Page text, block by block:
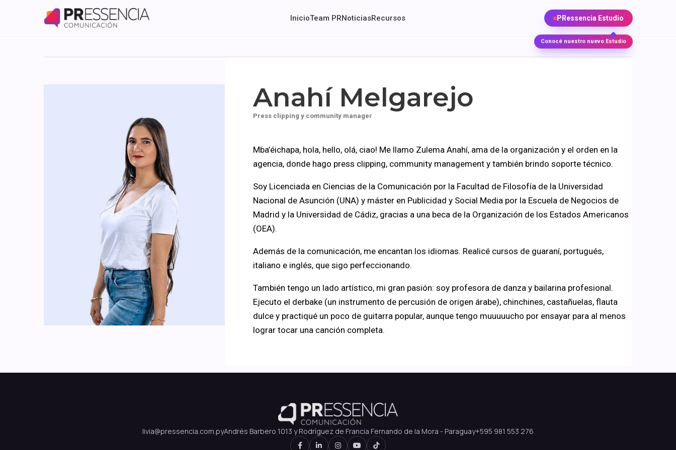
InicioTeam PRNoticiasRecursos PRessencia Estudio
Conocé nuestro nuevo Estudio
Anahí Melgarejo
Press clipping y community manager
Mba’éichapa, hola, hello, olá, ciao! Me llamo Zulema Anahí, ama de la organización y el orden en la
agencia, donde hago press clipping, community management y también brindo soporte técnico.
Soy Licenciada en Ciencias de la Comunicación por la Facultad de Filosofía de la Universidad
Nacional de Asunción (UNA) y máster en Publicidad y Social Media por la Escuela de Negocios de
Madrid y la Universidad de Cádiz, gracias a una beca de la Organización de los Estados Americanos
(OEA).
Además de la comunicación, me encantan los idiomas. Realicé cursos de guaraní, portugués,
italiano e inglés, que sigo perfeccionando.
También tengo un lado artístico, mi gran pasión: soy profesora de danza y bailarina profesional.
Ejecuto el derbake (un instrumento de percusión de origen árabe), chinchines, castañuelas, flauta
dulce y practiqué un poco de guitarra popular, aunque tengo muuuuucho por ensayar para al menos
lograr tocar una canción completa.
livia@pressencia.com.pyAndrés Barbero 1013 y Rodríguez de Francia Fernando de la Mora - Paraguay+595 981 553 276